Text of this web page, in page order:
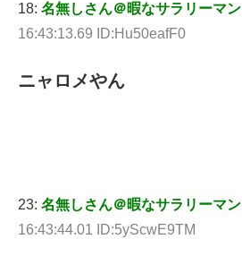
18: 名無しさん＠暇なサラリーマン
16:43:13.69 ID:Hu50eafF0
ニャロメやん
23: 名無しさん＠暇なサラリーマン
16:43:44.01 ID:5yScwE9TM